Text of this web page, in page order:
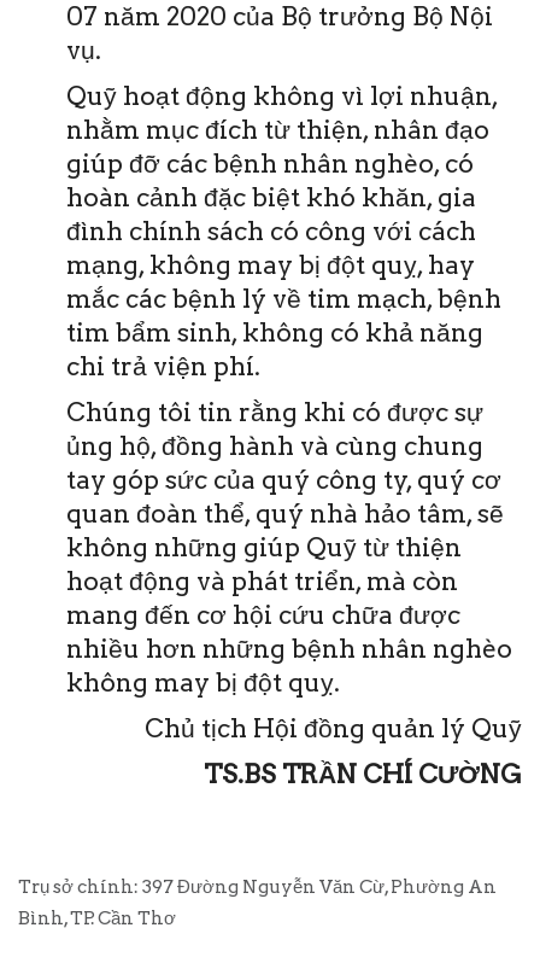
07 năm 2020 của Bộ trưởng Bộ Nội
vụ.
Quỹ hoạt động không vì lợi nhuận,
nhằm mục đích từ thiện, nhân đạo
giúp đỡ các bệnh nhân nghèo, có
hoàn cảnh đặc biệt khó khăn, gia
đình chính sách có công với cách
mạng, không may bị đột quỵ, hay
mắc các bệnh lý về tim mạch, bệnh
tim bẩm sinh, không có khả năng
chi trả viện phí.
Chúng tôi tin rằng khi có được sự
ủng hộ, đồng hành và cùng chung
tay góp sức của quý công ty, quý cơ
quan đoàn thể, quý nhà hảo tâm, sẽ
không những giúp Quỹ từ thiện
hoạt động và phát triển, mà còn
mang đến cơ hội cứu chữa được
nhiều hơn những bệnh nhân nghèo
không may bị đột quỵ.
Chủ tịch Hội đồng quản lý Quỹ
TS.BS TRẦN CHÍ CƯỜNG
Trụ sở chính: 397 Đường Nguyễn Văn Cừ, Phường An
Bình, TP. Cần Thơ